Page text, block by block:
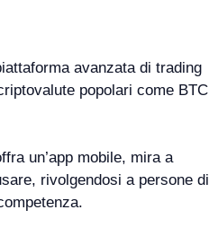
avanzata di trading
popolari come BTC
un’app mobile, mira a
rivolgendosi a persone di